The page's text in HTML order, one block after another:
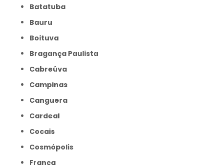
Batatuba
Bauru
Boituva
Bragança Paulista
Cabreúva
Campinas
Canguera
Cardeal
Cocais
Cosmópolis
Franca